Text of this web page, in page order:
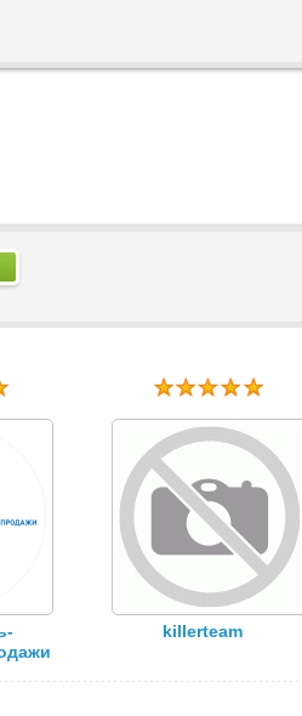
killerteam